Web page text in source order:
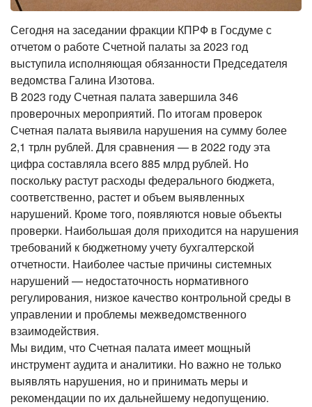
Сегодня на заседании фракции КПРФ в Госдуме с
отчетом о работе Счетной палаты за 2023 год
выступила исполняющая обязанности Председателя
ведомства Галина Изотова.
В 2023 году Счетная палата завершила 346
проверочных мероприятий. По итогам проверок
Счетная палата выявила нарушения на сумму более
2,1 трлн рублей. Для сравнения — в 2022 году эта
цифра составляла всего 885 млрд рублей. Но
поскольку растут расходы федерального бюджета,
соответственно, растет и объем выявленных
нарушений. Кроме того, появляются новые объекты
проверки. Наибольшая доля приходится на нарушения
требований к бюджетному учету бухгалтерской
отчетности. Наиболее частые причины системных
нарушений — недостаточность нормативного
регулирования, низкое качество контрольной среды в
управлении и проблемы межведомственного
взаимодействия.
Мы видим, что Счетная палата имеет мощный
инструмент аудита и аналитики. Но важно не только
выявлять нарушения, но и принимать меры и
рекомендации по их дальнейшему недопущению.